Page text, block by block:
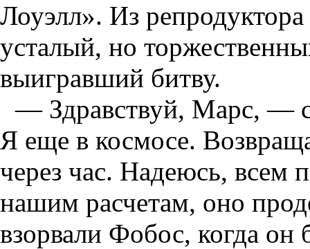
Лоуэлл». Из
усталый, но
выигравший битву.
— Здравствуй, Марс, —
Я еще в космосе.
через час. Надеюсь, всем
нашим расчетам, оно
взорвали Фобос, когда он